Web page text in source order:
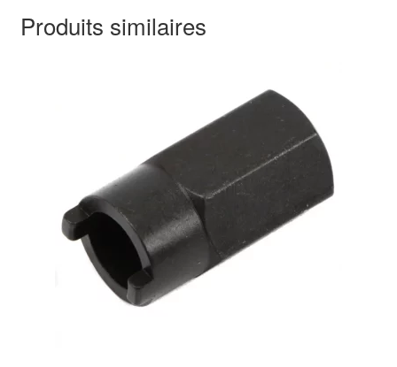
Produits similaires